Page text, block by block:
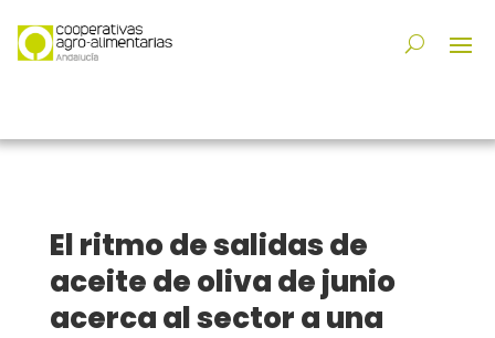
El ritmo de salidas de
aceite de oliva de junio
acerca al sector a una